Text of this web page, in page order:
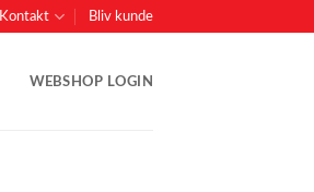
Kontakt Bliv kunde
WEBSHOP LOGIN